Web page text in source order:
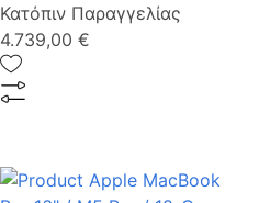
Κατόπιν Παραγγελίας
4.739,00 €